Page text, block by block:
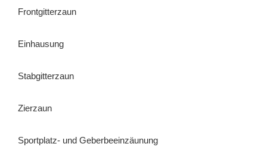
Frontgitterzaun
Einhausung
Stabgitterzaun
Zierzaun
Sportplatz- und Geberbeeinzäunung